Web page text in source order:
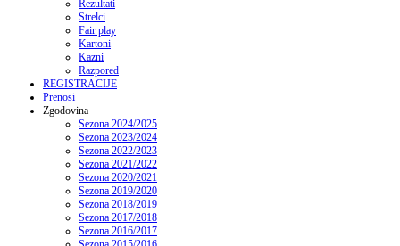
Rezultati
Strelci
Fair play
Kartoni
Kazni
Razpored
REGISTRACIJE
Prenosi
Zgodovina
Sezona 2024/2025
Sezona 2023/2024
Sezona 2022/2023
Sezona 2021/2022
Sezona 2020/2021
Sezona 2019/2020
Sezona 2018/2019
Sezona 2017/2018
Sezona 2016/2017